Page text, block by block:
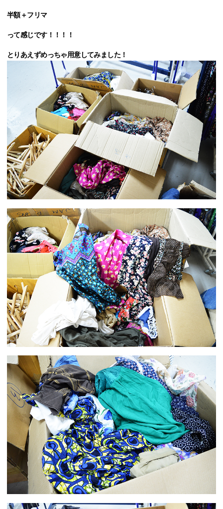
半額＋フリマ
って感じです！！！！
とりあえずめっちゃ用意してみました！